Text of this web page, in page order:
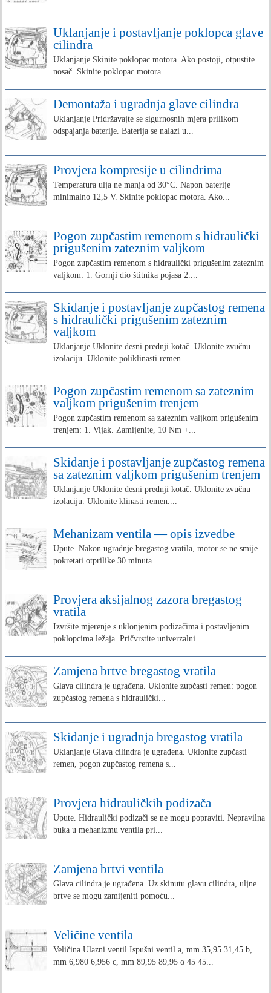
Uklanjanje i postavljanje poklopca glave
cilindra
Uklanjanje Skinite poklopac motora. Ako postoji, otpustite
nosač. Skinite poklopac motora...
Demontaža i ugradnja glave cilindra
Uklanjanje Pridržavajte se sigurnosnih mjera prilikom
odspajanja baterije. Baterija se nalazi u...
Provjera kompresije u cilindrima
Temperatura ulja ne manja od 30°C. Napon baterije
minimalno 12,5 V. Skinite poklopac motora. Ako...
Pogon zupčastim remenom s hidraulički
prigušenim zateznim valjkom
Pogon zupčastim remenom s hidraulički prigušenim zateznim
valjkom: 1. Gornji dio štitnika pojasa 2....
Skidanje i postavljanje zupčastog remena
s hidraulički prigušenim zateznim
valjkom
Uklanjanje Uklonite desni prednji kotač. Uklonite zvučnu
izolaciju. Uklonite poliklinasti remen....
Pogon zupčastim remenom sa zateznim
valjkom prigušenim trenjem
Pogon zupčastim remenom sa zateznim valjkom prigušenim
trenjem: 1. Vijak. Zamijenite, 10 Nm +...
Skidanje i postavljanje zupčastog remena
sa zateznim valjkom prigušenim trenjem
Uklanjanje Uklonite desni prednji kotač. Uklonite zvučnu
izolaciju. Uklonite klinasti remen....
Mehanizam ventila — opis izvedbe
Upute. Nakon ugradnje bregastog vratila, motor se ne smije
pokretati otprilike 30 minuta....
Provjera aksijalnog zazora bregastog
vratila
Izvršite mjerenje s uklonjenim podizačima i postavljenim
poklopcima ležaja. Pričvrstite univerzalni...
Zamjena brtve bregastog vratila
Glava cilindra je ugrađena. Uklonite zupčasti remen: pogon
zupčastog remena s hidraulički...
Skidanje i ugradnja bregastog vratila
Uklanjanje Glava cilindra je ugrađena. Uklonite zupčasti
remen, pogon zupčastog remena s...
Provjera hidrauličkih podizača
Upute. Hidraulički podizači se ne mogu popraviti. Nepravilna
buka u mehanizmu ventila pri...
Zamjena brtvi ventila
Glava cilindra je ugrađena. Uz skinutu glavu cilindra, uljne
brtve se mogu zamijeniti pomoću...
Veličine ventila
Veličina Ulazni ventil Ispušni ventil a, mm 35,95 31,45 b,
mm 6,980 6,956 c, mm 89,95 89,95 α 45 45...